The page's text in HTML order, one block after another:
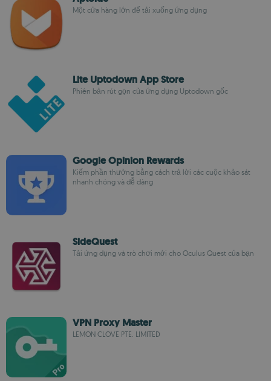
Một cửa hàng lớn để tải xuống ứng dụng
Lite Uptodown App Store
Phiên bản rút gọn của ứng dụng Uptodown gốc
Google Opinion Rewards
Kiếm phần thưởng bằng cách trả lời các cuộc khảo sát
nhanh chóng và dễ dàng
SideQuest
Tải ứng dụng và trò chơi mới cho Oculus Quest của bạn
VPN Proxy Master
LEMON CLOVE PTE. LIMITED